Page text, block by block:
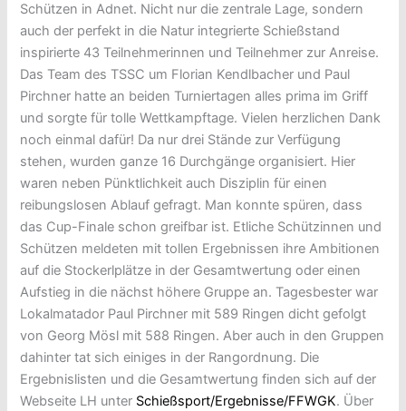
Schützen in Adnet. Nicht nur die zentrale Lage, sondern
auch der perfekt in die Natur integrierte Schießstand
inspirierte 43 Teilnehmerinnen und Teilnehmer zur Anreise.
Das Team des TSSC um Florian Kendlbacher und Paul
Pirchner hatte an beiden Turniertagen alles prima im Griff
und sorgte für tolle Wettkampftage. Vielen herzlichen Dank
noch einmal dafür! Da nur drei Stände zur Verfügung
stehen, wurden ganze 16 Durchgänge organisiert. Hier
waren neben Pünktlichkeit auch Disziplin für einen
reibungslosen Ablauf gefragt. Man konnte spüren, dass
das Cup-Finale schon greifbar ist. Etliche Schützinnen und
Schützen meldeten mit tollen Ergebnissen ihre Ambitionen
auf die Stockerlplätze in der Gesamtwertung oder einen
Aufstieg in die nächst höhere Gruppe an. Tagesbester war
Lokalmatador Paul Pirchner mit 589 Ringen dicht gefolgt
von Georg Mösl mit 588 Ringen. Aber auch in den Gruppen
dahinter tat sich einiges in der Rangordnung. Die
Ergebnislisten und die Gesamtwertung finden sich auf der
Webseite LH unter Schießsport/Ergebnisse/FFWGK. Über